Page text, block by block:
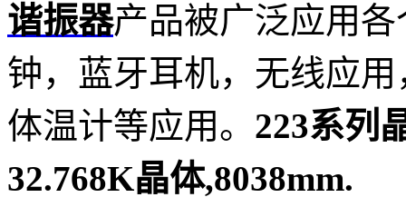
谐振器产品被广泛应用
钟，蓝牙耳机，无线应
体温计等应用。 223系列
32.768K晶体,8038mm.